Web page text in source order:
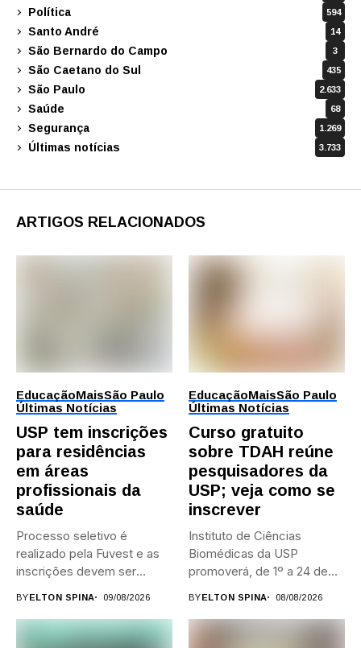
Política 594
Santo André 14
São Bernardo do Campo 3
São Caetano do Sul 435
São Paulo 2.633
Saúde 68
Segurança 1.269
Últimas notícias 3.733
ARTIGOS RELACIONADOS
EducaçãoMaisSão Paulo
Últimas Notícias
USP tem inscrições
para residências
em áreas
profissionais da
saúde
Processo seletivo é
realizado pela Fuvest e as
inscrições devem ser
BYELTON SPINA 09/08/2026
EducaçãoMaisSão Paulo
Últimas Notícias
Curso gratuito
sobre TDAH reúne
pesquisadores da
USP; veja como se
inscrever
Instituto de Ciências
Biomédicas da USP
promoverá, de 1º a 24 de...
BYELTON SPINA 08/08/2026